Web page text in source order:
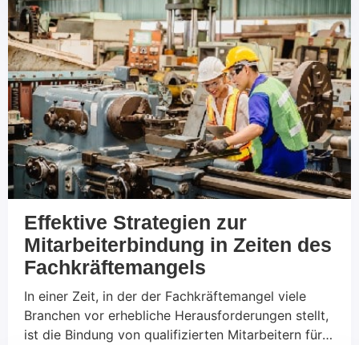
2024 und darüber hinaus entwickeln werden. 1.
Künstliche Intelligenz und Automatisierung
Unternehmen setzen zunehmend […]
Effektive Strategien zur
Mitarbeiterbindung in Zeiten des
Fachkräftemangels
In einer Zeit, in der der Fachkräftemangel viele
Branchen vor erhebliche Herausforderungen stellt,
ist die Bindung von qualifizierten Mitarbeitern für